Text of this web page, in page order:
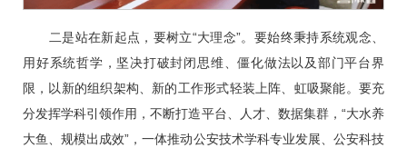
二是站在新起点，要树立“大理念”。要始终秉持系统观念、
用好系统哲学，坚决打破封闭思维、僵化做法以及部门平台界
限，以新的组织架构、新的工作形式轻装上阵、虹吸聚能。要充
分发挥学科引领作用，不断打造平台、人才、数据集群，“大水养
大鱼、规模出成效”，一体推动公安技术学科专业发展、公安科技